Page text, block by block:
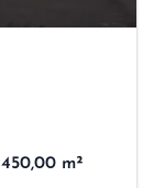
450,00 m²